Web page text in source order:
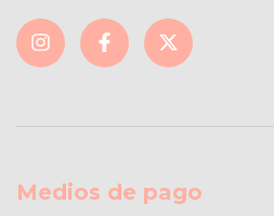
Medios de pago